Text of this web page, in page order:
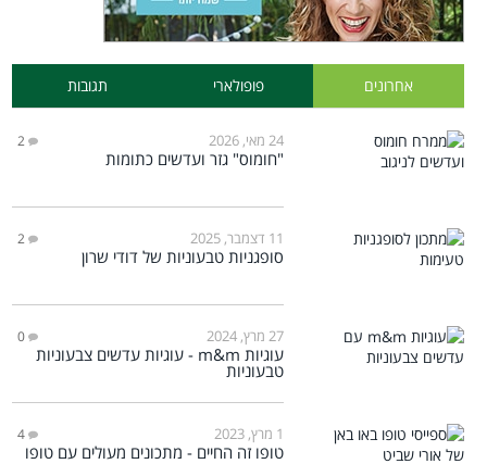
אחרונים פופולארי תגובות
24 מאי, 2026 2
"חומוס" גזר ועדשים כתומות
11 דצמבר, 2025 2
סופגניות טבעוניות של דודי שרון
27 מרץ, 2024 0
עוגיות m&m - עוגיות עדשים צבעוניות
טבעוניות
1 מרץ, 2023 4
טופו זה החיים - מתכונים מעולים עם טופו